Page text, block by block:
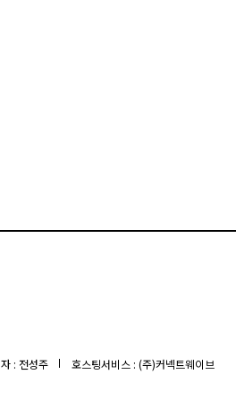
: 전성주
호스팅서비스 : (주)커넥트웨이브